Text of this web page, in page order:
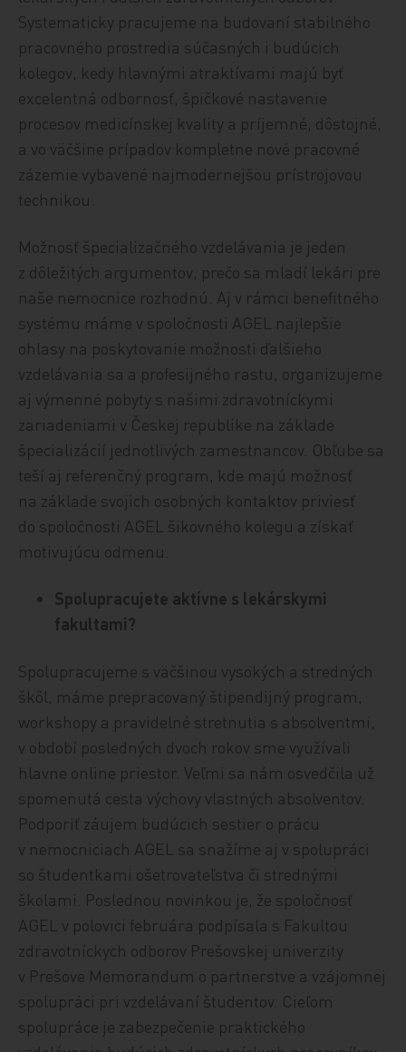
Systematicky pracujeme na budovaní stabilného
pracovného prostredia súčasných i budúcich
kolegov, kedy hlavnými atraktívami majú byť
excelentná odbornosť, špičkové nastavenie
procesov medicínskej kvality a príjemné, dôstojné,
a vo väčšine prípadov kompletne nové pracovné
zázemie vybavené najmodernejšou prístrojovou
technikou.
Možnosť špecializačného vzdelávania je jeden
z dôležitých argumentov, prečo sa mladí lekári pre
naše nemocnice rozhodnú. Aj v rámci benefitného
systému máme v spoločnosti AGEL najlepšie
ohlasy na poskytovanie možnosti ďalšieho
vzdelávania sa a profesijného rastu, organizujeme
aj výmenné pobyty s našimi zdravotníckymi
zariadeniami v Českej republike na základe
špecializácií jednotlivých zamestnancov. Obľube sa
teší aj referenčný program, kde majú možnosť
na základe svojich osobných kontaktov priviesť
do spoločnosti AGEL šikovného kolegu a získať
motivujúcu odmenu.
Spolupracujete aktívne s lekárskymi
fakultami?
Spolupracujeme s väčšinou vysokých a stredných
škôl, máme prepracovaný štipendijný program,
workshopy a pravidelné stretnutia s absolventmi,
v období posledných dvoch rokov sme využívali
hlavne online priestor. Veľmi sa nám osvedčila už
spomenutá cesta výchovy vlastných absolventov.
Podporiť záujem budúcich sestier o prácu
v nemocniciach AGEL sa snažíme aj v spolupráci
so študentkami ošetrovateľstva či strednými
školami. Poslednou novinkou je, že spoločnosť
AGEL v polovici februára podpísala s Fakultou
zdravotníckych odborov Prešovskej univerzity
v Prešove Memorandum o partnerstve a vzájomnej
spolupráci pri vzdelávaní študentov. Cieľom
spolupráce je zabezpečenie praktického